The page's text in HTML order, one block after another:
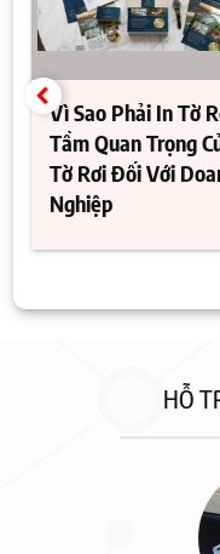
Vì Sao Phải In Tờ
Tầm Quan Trọng
Tờ Rơi Đối Với
Nghiệp
HỖ